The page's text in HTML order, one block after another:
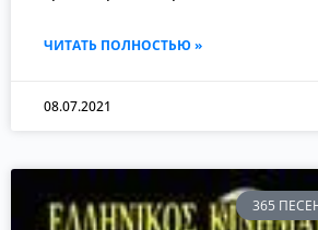
ЧИТАТЬ ПОЛНОСТЬЮ »
08.07.2021
365